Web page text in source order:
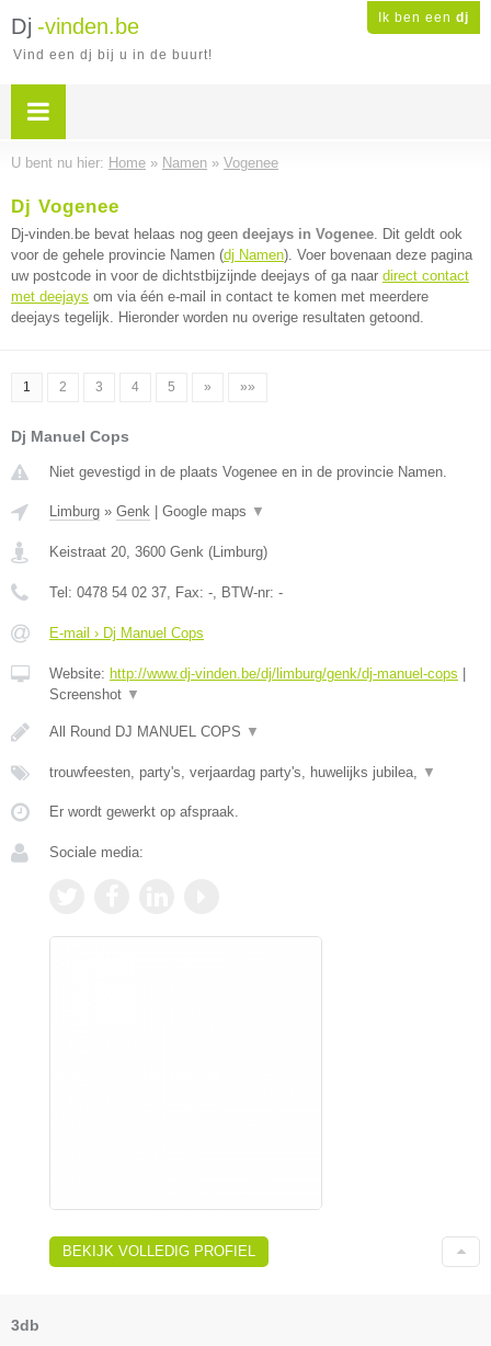
Ik ben een dj
Dj -vinden.be
Vind een dj bij u in de buurt!
U bent nu hier: Home » Namen » Vogenee
Dj Vogenee
Dj-vinden.be bevat helaas nog geen deejays in Vogenee. Dit geldt ook
voor de gehele provincie Namen (dj Namen). Voer bovenaan deze pagina
uw postcode in voor de dichtstbijzijnde deejays of ga naar direct contact
met deejays om via één e-mail in contact te komen met meerdere
deejays tegelijk. Hieronder worden nu overige resultaten getoond.
1 2 3 4 5 » »»
Dj Manuel Cops
Niet gevestigd in de plaats Vogenee en in de provincie Namen.
Limburg » Genk Google maps ▼
Keistraat 20, 3600 Genk (Limburg)
Tel: 0478 54 02 37, Fax: -, BTW-nr: -
E-mail › Dj Manuel Cops
Website: http://www.dj-vinden.be/dj/limburg/genk/dj-manuel-cops
Screenshot ▼
All Round DJ MANUEL COPS ▼
trouwfeesten, party's, verjaardag party's, huwelijks jubilea, ▼
Er wordt gewerkt op afspraak.
Sociale media:
BEKIJK VOLLEDIG PROFIEL
3db